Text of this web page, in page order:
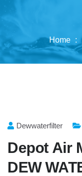
Home
Dewwaterfilter
Depot Air
DEW